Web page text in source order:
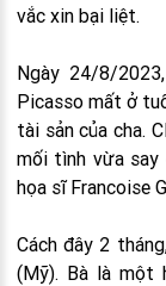
vắc xin bại liệt.
Ngày 24/8/
Picasso mất ở
tài sản của cha.
mối tình vừa say
họa sĩ Francoise
Cách đây 2
(Mỹ). Bà là một